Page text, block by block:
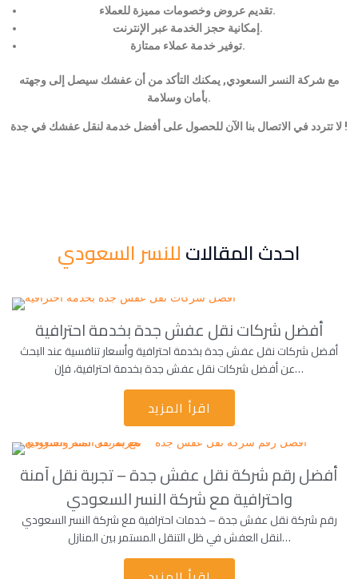
تقديم عروض وخصومات مميزة للعملاء.
إمكانية حجز الخدمة عبر الإنترنت.
توفير خدمة عملاء ممتازة.
مع شركة النسر السعودي, يمكنك التأكد من أن عفشك سيصل إلى وجهته
بأمان وسلامة.
لا تتردد في الاتصال بنا الآن للحصول على أفضل خدمة لنقل عفشك في جدة !
احدث المقالاتللنسر السعودي
أفضل شركات نقل عفش جدة بخدمة احترافية
أفضل شركات نقل عفش جدة بخدمة احترافية وأسعار تنافسية عند البحث
عن أفضل شركات نقل عفش جدة بخدمة احترافية، فإن…
اقرأ المزيد
أفضل رقم شركة نقل عفش جدة – تجربة نقل آمنة
واحترافية مع شركة النسر السعودي
رقم شركة نقل عفش جدة – خدمات احترافية مع شركة النسر السعودي
لنقل العفش في ظل التنقل المستمر بين المنازل…